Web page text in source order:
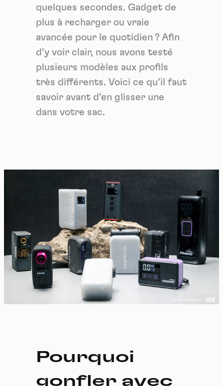
quelques secondes. Gadget de
plus à recharger ou vraie
avancée pour le quotidien ? Afin
d’y voir clair, nous avons testé
plusieurs modèles aux profils
très différents. Voici ce qu’il faut
savoir avant d’en glisser une
dans votre sac.
Pourquoi
gonfler avec